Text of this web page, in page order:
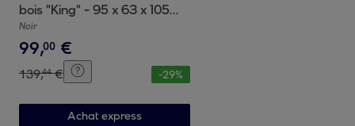
bois "King" - 95 x 63 x 105
cm - Noir
Noir
99,00 €
139,44 € -29%
Achat express